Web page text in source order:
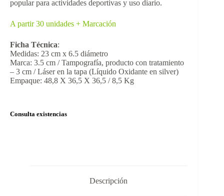
popular para actividades deportivas y uso diario.
A partir 30 unidades + Marcación
Ficha Técnica:
Medidas: 23 cm x 6.5 diámetro
Marca: 3.5 cm / Tampografía, producto con tratamiento
– 3 cm / Láser en la tapa (Líquido Oxidante en silver)
Empaque: 48,8 X 36,5 X 36,5 / 8,5 Kg
Consulta existencias
Descripción